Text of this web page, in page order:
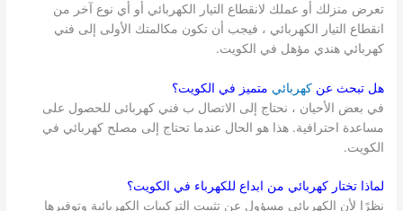
تعرض منزلك أو عملك لانقطاع التيار الكهربائي أو أي نوع آخر من
انقطاع التيار الكهربائي ، فيجب أن تكون مكالمتك الأولى إلى فني
كهربائي هندي مؤهل في الكويت.
هل تبحث عنكهربائي متميز في الكويت؟
في بعض الأحيان ، نحتاج إلى الاتصال ب فني كهربائى للحصول على
مساعدة احترافية. هذا هو الحال عندما تحتاج إلى مصلح كهربائي في
الكويت.
لماذا تختار كهربائي من ابداع للكهرباء في الكويت؟
نظرًا لأن الكهربائي مسؤول عن تثبيت التركيبات الكهربائية وتوفيرها